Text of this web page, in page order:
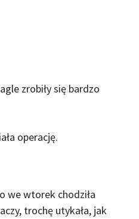
zrobiły się bardzo
operację.
we wtorek chodziła
trochę utykała, jak